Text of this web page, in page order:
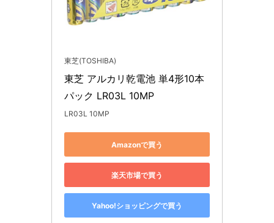
東芝(TOSHIBA)
東芝 アルカリ乾電池 単4形10本
パック LR03L 10MP
LR03L 10MP
Amazonで買う
楽天市場で買う
Yahoo!ショッピングで買う